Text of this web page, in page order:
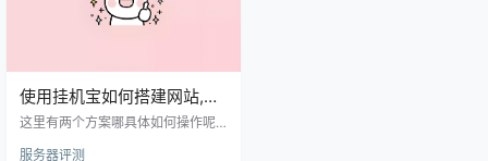
使用挂机宝如何搭建网站,一
个端口也可搭建！
这里有两个方案哪具体如何操作呢?
软件2.安装宝塔面板、在宝塔面板里
服务器评测